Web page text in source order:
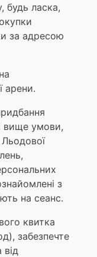
будь ласка,
за адресою
арени.
вище умови,
з
на сеанс.
квитка
забезпечте
від